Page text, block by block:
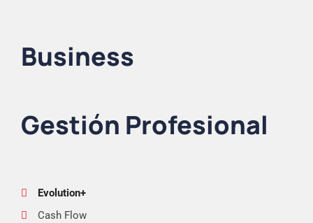
Business
Gestión Profesional
Evolution+
Cash Flow